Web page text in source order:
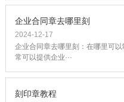
企业合同章去哪里刻
2024-12-17
企业合同章去哪里刻：在哪里可
常可以提供企业···
刻印章教程